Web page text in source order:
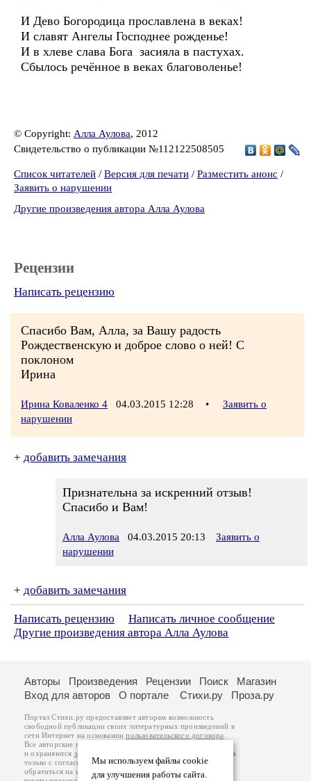
И Дево Богородица прославлена в веках!
И славят Ангелы Господнее рожденье!
И в хлеве слава Бога засияла в пастухах.
Сбылось речённое в веках благоволенье!
© Copyright: Алла Аулова, 2012
Свидетельство о публикации №112122508505
Список читателей / Версия для печати / Разместить анонс /
Заявить о нарушении
Другие произведения автора Алла Аулова
Рецензии
Написать рецензию
Спасибо Вам, Алла, за Вашу радость
Рождественскую и доброе слово о ней! С
поклоном
Ирина
Ирина Коваленко 4 04.03.2015 12:28 •
Заявить о
нарушении
+ добавить замечания
Признательна за искренний отзыв!
Спасибо и Вам!
Алла Аулова 04.03.2015 20:13
Заявить о
нарушении
+ добавить замечания
Написать рецензию
Написать личное сообщение
Другие произведения автора Алла Аулова
Мы используем файлы cookie
для улучшения работы сайта.
Авторы Произведения Рецензии Поиск
Магазин
Вход для авторов
О портале Стихи.ру Проза.ру
Портал Стихи.ру предоставляет авторам возможность
свободной публикации своих литературных произведений в
сети Интернет на основаниипользовательского договора
Все авторские права на произведения принадлежат авторам
и охраняются законом
. Перепечатка произведений возможна
только с согласия его автора, к которому вы можете
обратиться на его авторской странице. Ответственность за